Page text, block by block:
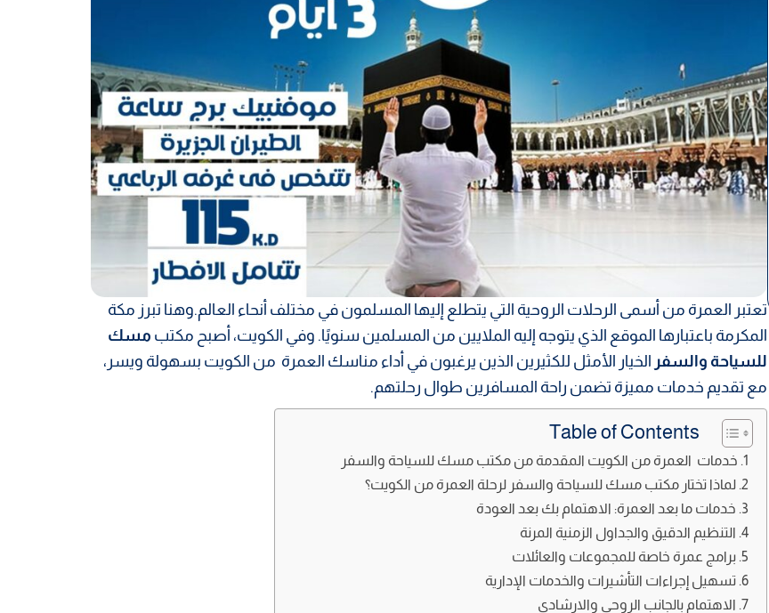
تعتبر العمرة من أسمى الرحلات الروحية التي يتطلع إليها المسلمون في مختلف أنحاء العالم.وهنا تبرز مكة
المكرمة باعتبارها الموقع الذي يتوجه إليه الملايين من المسلمين سنويًا. وفي الكويت، أصبح مكتب مسك
للسياحة والسفر الخيار الأمثل للكثيرين الذين يرغبون في أداء مناسك العمرة من الكويت بسهولة ويسر،
مع تقديم خدمات مميزة تضمن راحة المسافرين طوال رحلتهم.
Table of Contents
خدمات العمرة من الكويت المقدمة من مكتب مسك للسياحة والسفر
لماذا تختار مكتب مسك للسياحة والسفر لرحلة العمرة من الكويت؟
خدمات ما بعد العمرة: الاهتمام بك بعد العودة
التنظيم الدقيق والجداول الزمنية المرنة
برامج عمرة خاصة للمجموعات والعائلات
تسهيل إجراءات التأشيرات والخدمات الإدارية
الاهتمام بالجانب الروحي والارشادي